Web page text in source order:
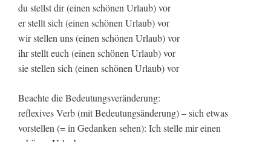
du stellst dir (einen schönen Urlaub) vor
er stellt sich (einen schönen Urlaub) vor
wir stellen uns (einen schönen Urlaub) vor
ihr stellt euch (einen schönen Urlaub) vor
sie stellen sich (einen schönen Urlaub) vor
Beachte die Bedeutungsveränderung:
reflexives Verb (mit Bedeutungsänderung) – sich etwas
vorstellen (= in Gedanken sehen): Ich stelle mir einen